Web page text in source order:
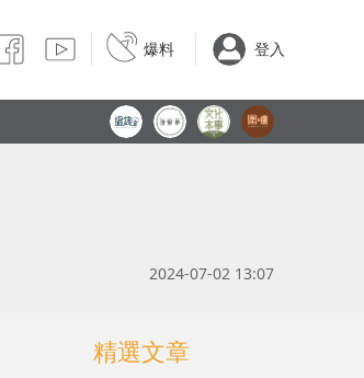
爆料 登入
2024-07-02 13:07
精選文章